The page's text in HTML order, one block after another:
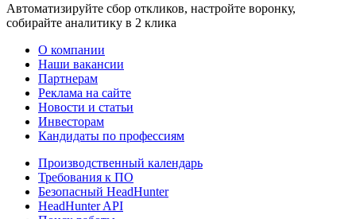
Автоматизируйте сбор откликов, настройте воронку,
собирайте аналитику в 2 клика
О компании
Наши вакансии
Партнерам
Реклама на сайте
Новости и статьи
Инвесторам
Кандидаты по профессиям
Производственный календарь
Требования к ПО
Безопасный HeadHunter
HeadHunter API